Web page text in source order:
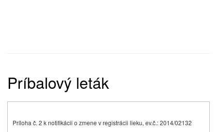
Príbalový leták
Príloha č. 2 k notifikácii o zmene v registrácii lieku, ev.č.: 2014/02132